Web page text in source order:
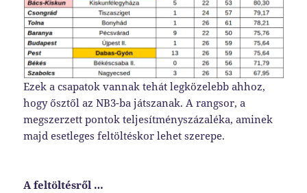
Ezek a csapatok vannak tehát legközelebb ahhoz,
hogy ősztől az NB3-ba játszanak. A rangsor, a
megszerzett pontok teljesítményszázaléka, aminek
majd esetleges feltöltéskor lehet szerepe.
A feltöltésről …